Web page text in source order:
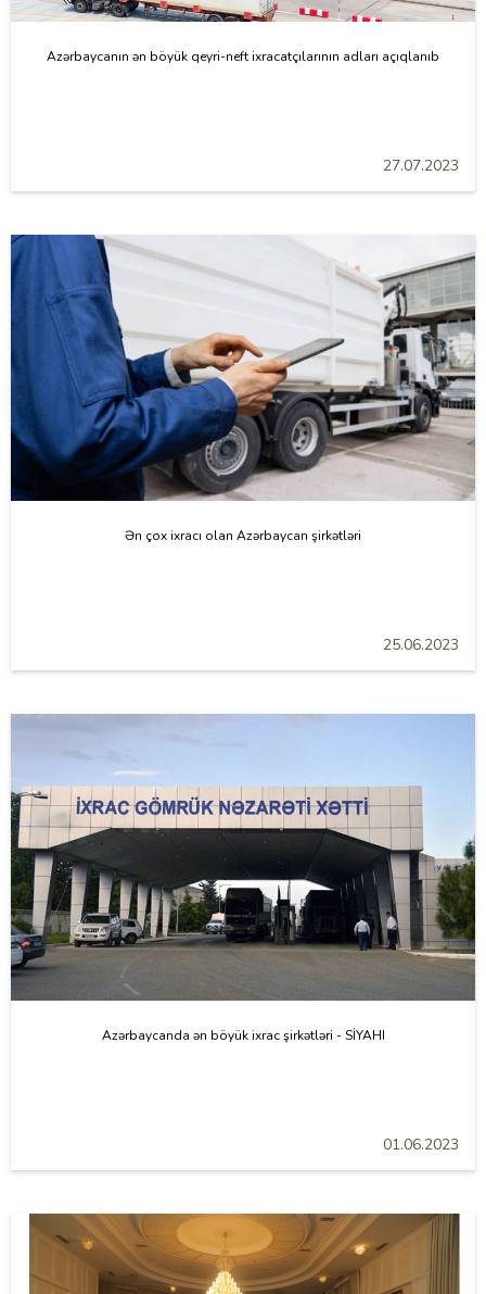
Azərbaycanın ən böyük qeyri-neft ixracatçılarının adları açıqlanıb
27.07.2023
Ən çox ixracı olan Azərbaycan şirkətləri
25.06.2023
Azərbaycanda ən böyük ixrac şirkətləri - SİYAHI
01.06.2023